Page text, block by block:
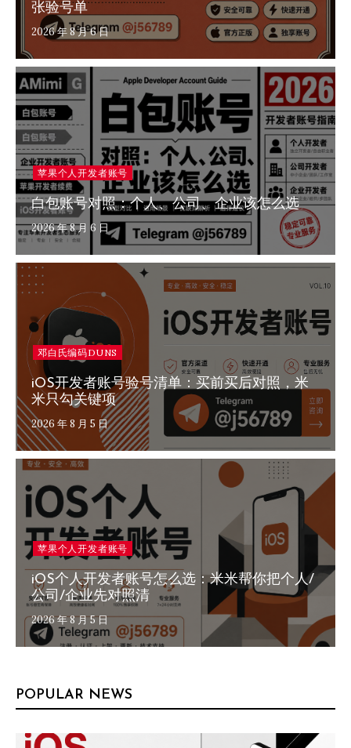
张验号单
2026 年 8 月 6 日
苹果个人开发者账号
白包账号对照：个人、公司、企业该怎么选
2026 年 8 月 6 日
邓白氏编码DUNS
iOS开发者账号验号清单：买前买后对照，米
米只勾关键项
2026 年 8 月 5 日
苹果个人开发者账号
iOS个人开发者账号怎么选：米米帮你把个人/
公司/企业先对照清
2026 年 8 月 5 日
POPULAR NEWS